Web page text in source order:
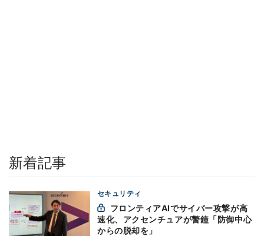
新着記事
セキュリティ
速化、アクセンチュアが警鐘「防御中心
からの脱却を」